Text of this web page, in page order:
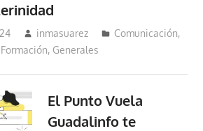
inmasuarez Comunicación,
, Generales
El Punto Vuela
Guadalinfo te